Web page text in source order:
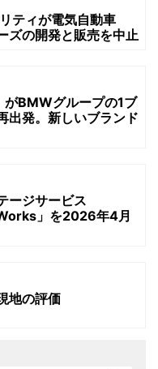
ティが電気自動車
ズの開発と販売を中止
がBMWグループの1ブ
出発。新しいブランド
ージサービス
」を2026年4月
地の評価